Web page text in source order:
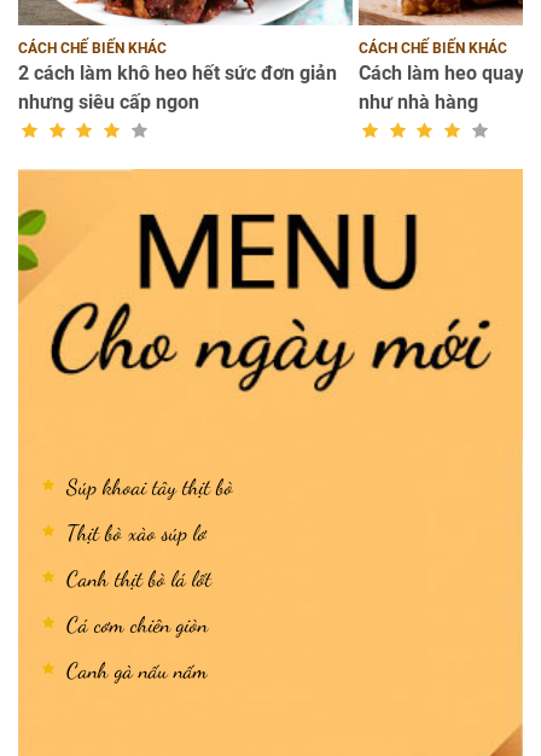
CÁCH CHẾ BIẾN KHÁC
2 cách làm khô heo hết sức đơn giản
nhưng siêu cấp ngon
CÁCH CHẾ BIẾN KHÁC
Cách làm heo quay
như nhà hàng
Súp khoai tây thịt bò
Thịt bò xào súp lơ
Canh thịt bò lá lốt
Cá cơm chiên giòn
Canh gà nấu nấm